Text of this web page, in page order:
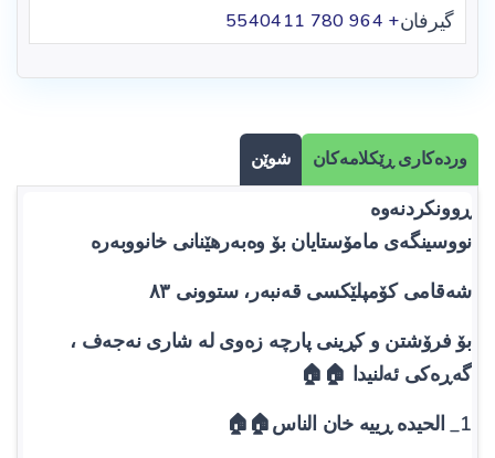
گیرفان+ 964 780 5540411
وردەکاری ڕێکلامەکان شوێن
ڕوونکردنەوە
نووسینگەی مامۆستایان بۆ وەبەرهێنانی خانووبەرە
شەقامی کۆمپلێکسی قەنبەر، ستوونی ٨٣
بۆ فرۆشتن و کڕینی پارچە زەوی لە شاری نەجەف ،
گەڕەکی ئەلنیدا 🏠🏠
1_ الحیده ڕییه خان الناس🏠🏠